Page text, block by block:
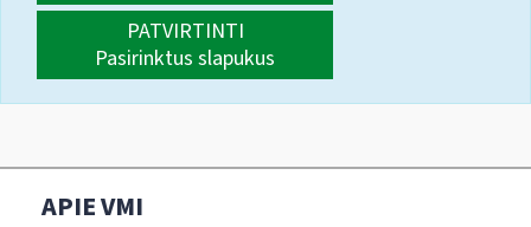
PATVIRTINTI
Pasirinktus slapukus
APIE VMI